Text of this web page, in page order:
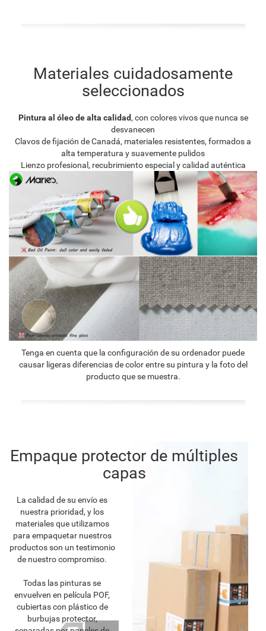
Materiales cuidadosamente
seleccionados
Pintura al óleo de alta calidad, con colores vivos que nunca se
desvanecen
Clavos de fijación de Canadá, materiales resistentes, formados a
alta temperatura y suavemente pulidos
Lienzo profesional, recubrimiento especial y calidad auténtica
Tenga en cuenta que la configuración de su ordenador puede
causar ligeras diferencias de color entre su pintura y la foto del
producto que se muestra.
Empaque protector de múltiples
capas
La calidad de su envío es
nuestra prioridad, y los
materiales que utilizamos
para empaquetar nuestros
productos son un testimonio
de nuestro compromiso.
Todas las pinturas se
envuelven en película POF,
cubiertas con plástico de
burbujas protector,